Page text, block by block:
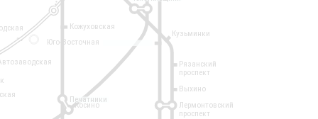
14
Кузьминки
Рязанский
проспект
Выхино
Лермонтовский
проспект
Кожуховская
Печатники
Косино
Юго-Восточная